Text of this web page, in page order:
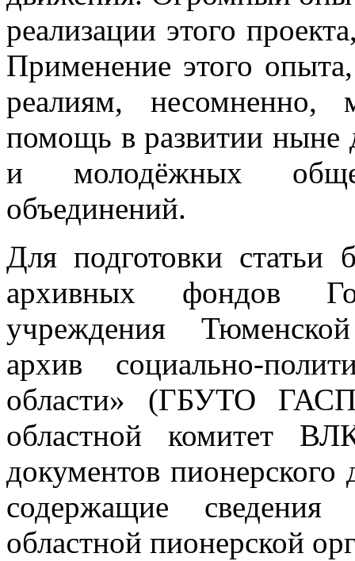
реализации этого
Применение этого
реалиям, несомненно,
помощь в развитии ныне
и молодёжных
объединений.
Для подготовки статьи
архивных фондов
учреждения
архив социально-
области» (ГБУТО
областной комитет
документов
содержащие
областной пионерской